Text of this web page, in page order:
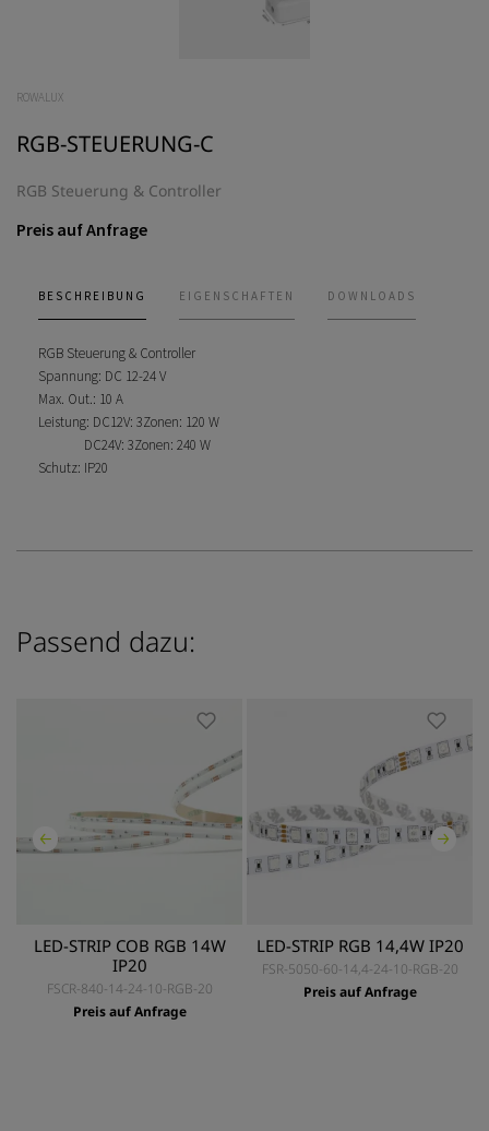
ROWALUX
RGB-STEUERUNG-C
RGB Steuerung & Controller
Preis auf Anfrage
BESCHREIBUNG EIGENSCHAFTEN DOWNLOADS
RGB Steuerung & Controller
Spannung: DC 12-24 V
Max. Out.: 10 A
Leistung: DC12V: 3Zonen: 120 W
DC24V: 3Zonen: 240 W
Schutz: IP20
Passend dazu:
LED-STRIP COB RGB 14W
IP20
FSCR-840-14-24-10-RGB-20
Preis auf Anfrage
LED-STRIP RGB 14,4W IP20
FSR-5050-60-14,4-24-10-RGB-20
Preis auf Anfrage